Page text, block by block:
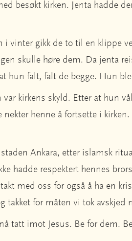
besøkt kirken. Jenta hadde
i vinter gikk de to til en klippe
skulle høre dem. Da jenta
hun falt, falt de begge. Hun
var kirkens skyld. Etter at hun
nekter henne å fortsette i kirken.
Ankara, etter islamsk
hadde respektert hennes
med oss for også å ha en
takket for måten vi tok avskjed
tatt imot Jesus. Be for dem.